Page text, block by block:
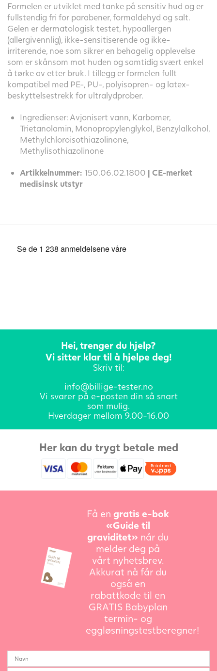
Formelen er utviklet med tanke på sensitiv hud og er
fullstendig fri for parabener, formaldehyd og salt.
Gelen er dermatologisk testet, hypoallergen
(allergivennlig), ikke-sensitiserende og ikke-
irriterende, noe som sikrer en behagelig opplevelse
som er skånsom mot huden og samtidig svært enkel
å tørke av etter bruk. I tillegg er formelen fullt
kompatibel med PE-, PU-, polyisopren- og latex-
beskyttelsestrekk for ultralydprober.
Ingredienser: Avjonisert vann, Karbomer,
Trietanolamin, Monopropylenglykol, Benzylalkohol,
Methylchloroisothiazolinone,
Methylisothiazolinone
Artikkelnummer: 150.06.02.1800 | CE-merket
medisinsk utstyr
Hei, trenger du hjelp?
Vi sitter klar til å hjelpe deg!
Skriv til:
info@billige-tester.no
Vi svarer på e-posten din så snart
som mulig.
Hverdager mellom 9.00-16.00
Her kan du trygt betale med
Få en gratis e-bok
«Guide til
graviditet» når du
melder deg på
vårt nyhetsbrev.
Akkurat nå får du
også en
rabattkode til en
GRATIS Babyplan
termin- og
eggløsningstestberegner!